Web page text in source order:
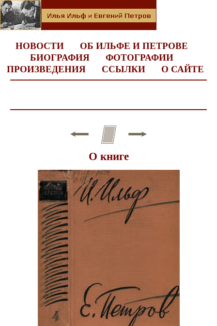
НОВОСТИ
ОБ ИЛЬФЕ И ПЕТРОВЕ
БИОГРАФИЯ
ФОТОГРАФИИ
ПРОИЗВЕДЕНИЯ
ССЫЛКИ О САЙТЕ
О книге